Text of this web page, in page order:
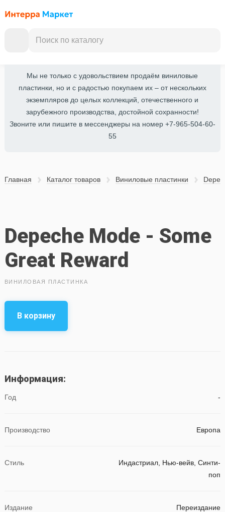
Мы не только с удовольствием продаём виниловые
пластинки, но и с радостью покупаем их – от нескольких
экземпляров до целых коллекций, отечественного и
зарубежного производства, достойной сохранности!
Звоните или пишите в мессенджеры на номер +7-965-504-60-
55
Главная Каталог товаров Виниловые пластинки
Depeche Mode - Some
Great Reward
ВИНИЛОВАЯ ПЛАСТИНКА
В корзину
Информация:
Год -
Производство Европа
Стиль
Индастриал, Нью-вейв, Синти-
поп
Издание Переиздание